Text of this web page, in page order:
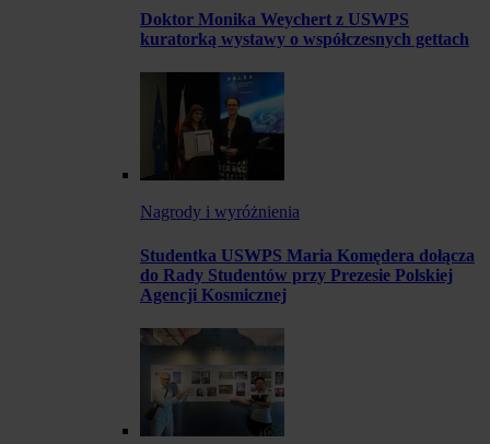
Doktor Monika Weychert z USWPS
kuratorką wystawy o współczesnych gettach
Nagrody i wyróżnienia
Studentka USWPS Maria Komędera dołącza
do Rady Studentów przy Prezesie Polskiej
Agencji Kosmicznej